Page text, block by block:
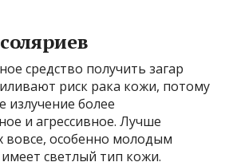
средство получить загар
риск рака кожи, потому
излучение более
и агрессивное. Лучше
вовсе, особенно молодым
светлый тип кожи.